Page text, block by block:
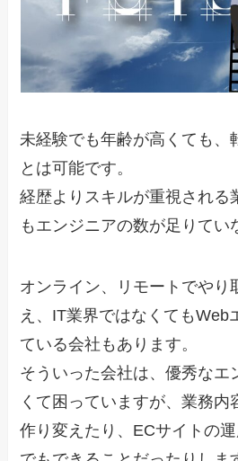
未経験でも年齢が高くても、
とは可能です。
経歴よりスキルが重視される
もエンジニアの数が足りてい
オンライン、リモートでやり
え、IT業界ではなくてもWeb
ている会社もあります。
そういった会社は、優秀なエ
くて困っていますが、業務内
作り変えたり、ECサイトの